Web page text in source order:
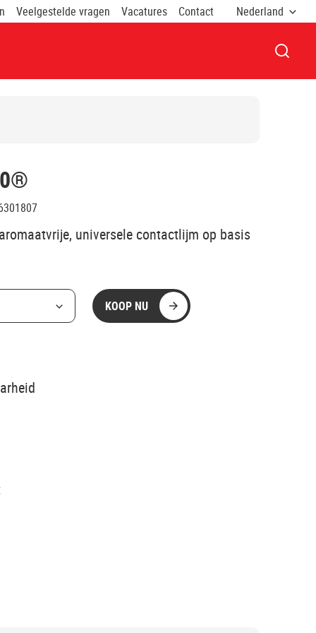
Veelgestelde vragen Vacatures Contact Nederland
universele contactlijm op basis
KOOP NU